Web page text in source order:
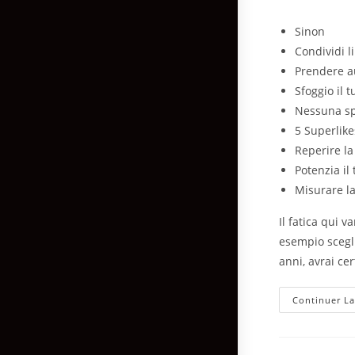
Sinon
Condividi
Prendere
Sfoggio il
Nessuna
5
Reperire
Potenzia il
Misurare
Il fatica qui
esempio
anni, avrai
Continuer